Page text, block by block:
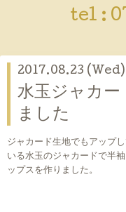
tel :
2017.08.23
水玉ジャカー
ました
ジャカード生地でもアップし
いる水玉のジャカードで半袖
ップスを作りました。